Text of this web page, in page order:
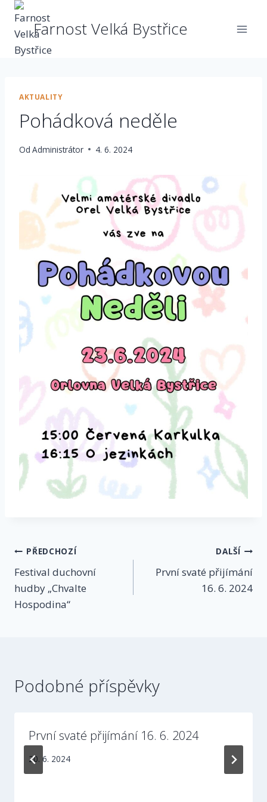
Přeskočit
obsah
Farnost Velká Bystřice
AKTUALITY
Pohádková neděle
Od Administrátor 4. 6. 2024
Navigace
pro
příspěvek
PŘEDCHOZÍ
Festival duchovní
hudby „Chvalte
Hospodina“
DALŠÍ
První svaté přijímání
16. 6. 2024
Podobné příspěvky
První svaté přijímání 16. 6. 2024
20. 6. 2024